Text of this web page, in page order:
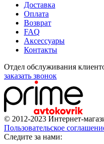
Доставка
Оплата
Возврат
FAQ
Аксессуары
Контакты
Отдел обслуживания
заказать звонок
© 2012-2023 Интернет-
Пользовательское
Cледите за нами: